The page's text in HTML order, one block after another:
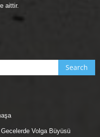
aittir.
Volga Büyüsü